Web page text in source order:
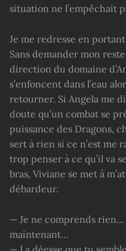
situation ne l’empêchait
Je me redresse en
Sans demander mon
direction du domaine
s’enfoncent dans l’eau
retourner. Si Angela me
doute qu’un combat se
puissance des Dragons,
sert à rien si ce n’est me
trop penser à ce qu’il va
bras, Viviane se met à
débardeur.
— Je ne comprends rien…
maintenant…